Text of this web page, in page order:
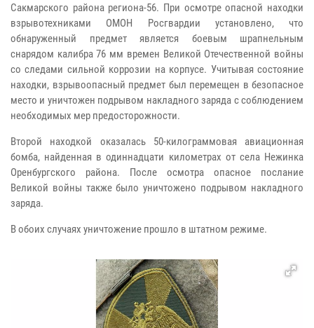
Сакмарского района региона-56. При осмотре опасной находки
взрывотехниками ОМОН Росгвардии установлено, что
обнаруженный предмет является боевым шрапнельным
снарядом калибра 76 мм времен Великой Отечественной войны
со следами сильной коррозии на корпусе. Учитывая состояние
находки, взрывоопасный предмет был перемещен в безопасное
место и уничтожен подрывом накладного заряда с соблюдением
необходимых мер предосторожности.
Второй находкой оказалась 50-килограммовая авиационная
бомба, найденная в одиннадцати километрах от села Нежинка
Оренбургского района. После осмотра опасное послание
Великой войны также было уничтожено подрывом накладного
заряда.
В обоих случаях уничтожение прошло в штатном режиме.